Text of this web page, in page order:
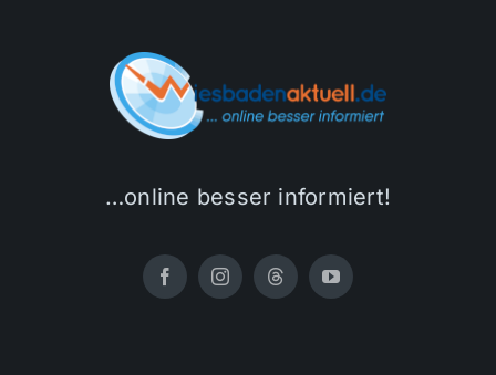
…online besser informiert!